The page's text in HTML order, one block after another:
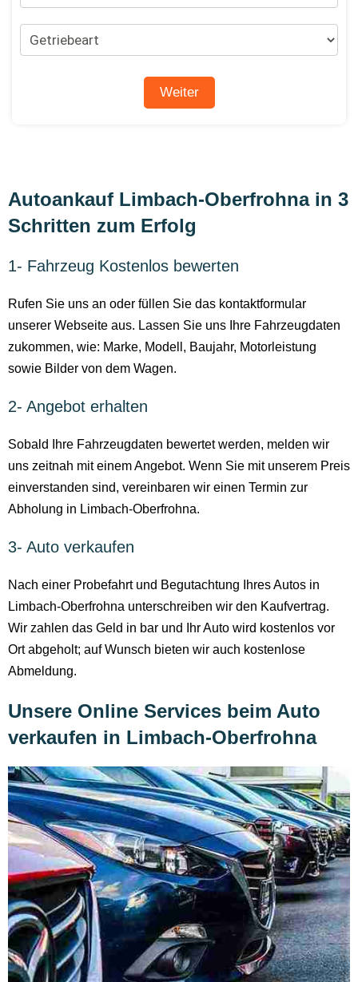
Autoankauf Limbach-Oberfrohna in 3
Schritten zum Erfolg
1- Fahrzeug Kostenlos bewerten
Rufen Sie uns an oder füllen Sie das kontaktformular
unserer Webseite aus. Lassen Sie uns Ihre Fahrzeugdaten
zukommen, wie: Marke, Modell, Baujahr, Motorleistung
sowie Bilder von dem Wagen.
2- Angebot erhalten
Sobald Ihre Fahrzeugdaten bewertet werden, melden wir
uns zeitnah mit einem Angebot. Wenn Sie mit unserem Preis
einverstanden sind, vereinbaren wir einen Termin zur
Abholung in Limbach-Oberfrohna.
3- Auto verkaufen
Nach einer Probefahrt und Begutachtung Ihres Autos in
Limbach-Oberfrohna unterschreiben wir den Kaufvertrag.
Wir zahlen das Geld in bar und Ihr Auto wird kostenlos vor
Ort abgeholt; auf Wunsch bieten wir auch kostenlose
Abmeldung.
Unsere Online Services beim Auto
verkaufen in Limbach-Oberfrohna